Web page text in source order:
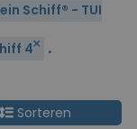
Schiff® - TUI
4close .
format_line_spacingSorteren